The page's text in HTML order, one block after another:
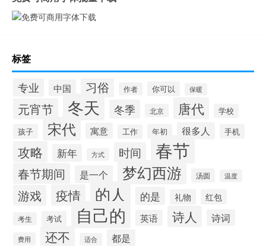
标签
专业 中国 习俗 作者 你可以 保暖
元宵节 冬天 冬季 北京 唐代 学校
孩子 宋代 寓意 工作 年初 很多人 手机
攻略 新年 方式 时间 春节
春节期间 是一个 梦幻西游 汤圆 温度
游戏 疫情 的人 的是 礼物 红包
考生 考试 自己的 英语 诗人 诗词
费用 还不 适合 都是